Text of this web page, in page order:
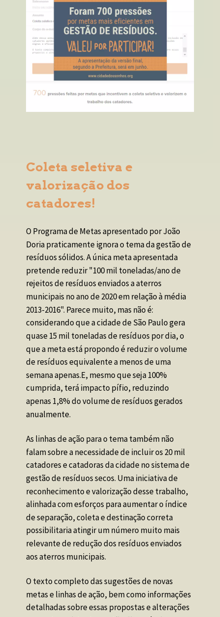
Coleta seletiva e
valorização dos
catadores!
O Programa de Metas apresentado por João
Doria praticamente ignora o tema da gestão de
resíduos sólidos. A única meta apresentada
pretende reduzir "100 mil toneladas/ano de
rejeitos de resíduos enviados a aterros
municipais no ano de 2020 em relação à média
2013-2016". Parece muito, mas não é:
considerando que a cidade de São Paulo gera
quase 15 mil toneladas de resíduos por dia, o
que a meta está propondo é reduzir o volume
de resíduos equivalente a menos de uma
semana apenas.E, mesmo que seja 100%
cumprida, terá impacto pífio, reduzindo
apenas 1,8% do volume de resíduos gerados
anualmente.
As linhas de ação para o tema também não
falam sobre a necessidade de incluir os 20 mil
catadores e catadoras da cidade no sistema de
gestão de resíduos secos. Uma iniciativa de
reconhecimento e valorização desse trabalho,
alinhada com esforços para aumentar o índice
de separação, coleta e destinação correta
possibilitaria atingir um número muito mais
relevante de redução dos resíduos enviados
aos aterros municipais.
O texto completo das sugestões de novas
metas e linhas de ação, bem como informações
detalhadas sobre essas propostas e alterações